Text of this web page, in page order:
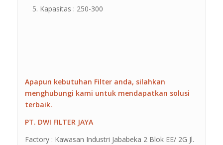
Kapasitas : 250-300
Apapun kebutuhan Filter anda, silahkan
menghubungi kami untuk mendapatkan solusi
terbaik.
PT. DWI FILTER JAYA
Factory : Kawasan Industri Jababeka 2 Blok EE/ 2G Jl.